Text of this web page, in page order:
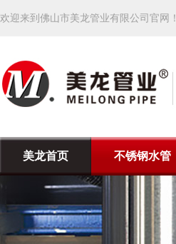
欢迎来到佛山市美龙管业有限公司官网！
美龙首页 不锈钢水管